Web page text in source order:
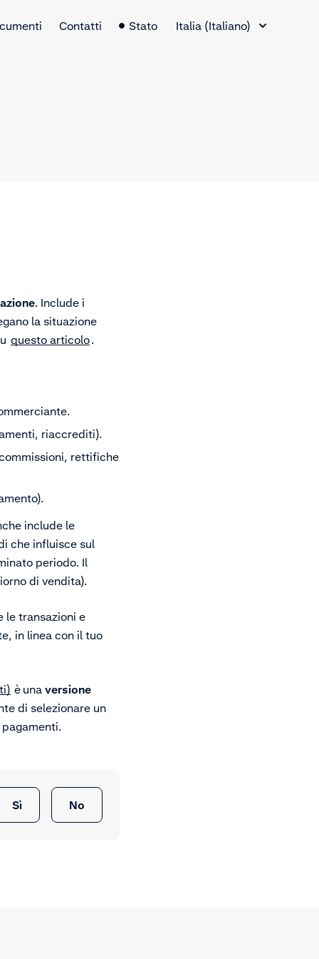
Contatti Stato
Italia (Italiano)
. Include i
la situazione
questo articolo.
riaccrediti).
rettifiche
include le
che influisce sul
periodo. Il
di vendita).
le transazioni e
in linea con il tuo
è una versione
di selezionare un
Sì No